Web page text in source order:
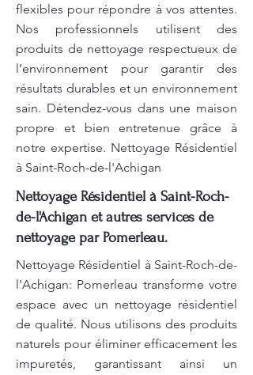
flexibles pour répondre à vos attentes.
Nos professionnels utilisent des
produits de nettoyage respectueux de
l’environnement pour garantir des
résultats durables et un environnement
sain. Détendez-vous dans une maison
propre et bien entretenue grâce à
notre expertise. Nettoyage Résidentiel
à Saint-Roch-de-l'Achigan
Nettoyage Résidentiel à Saint-Roch-
de-l'Achigan et autres services de
nettoyage par Pomerleau.
Nettoyage Résidentiel à Saint-Roch-de-
l'Achigan: Pomerleau transforme votre
espace avec un nettoyage résidentiel
de qualité. Nous utilisons des produits
naturels pour éliminer efficacement les
impuretés, garantissant ainsi un